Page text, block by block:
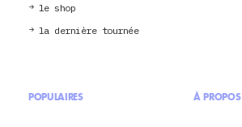
le shop
la dernière tournée
POPULAIRES À PROPOS